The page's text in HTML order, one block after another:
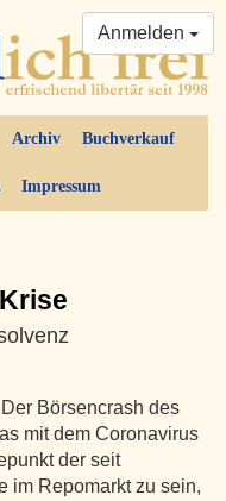
Archiv Buchverkauf
Impressum
Anmelden
Börsencrash des
mit dem Coronavirus
der seit
im Repomarkt zu sein,